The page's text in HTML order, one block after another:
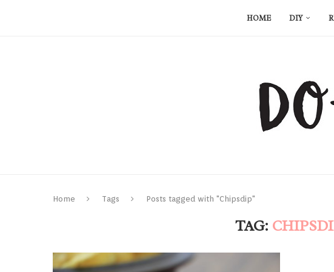
HOME DIY
Home Tags Posts tagged with "Chipsdip"
TAG: